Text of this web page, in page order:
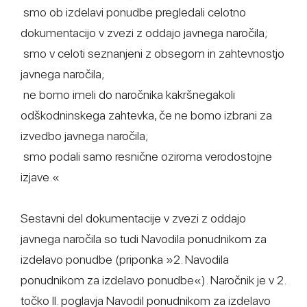
­ smo ob izdelavi ponudbe pregledali celotno
dokumentacijo v zvezi z oddajo javnega naročila;
­ smo v celoti seznanjeni z obsegom in zahtevnostjo
javnega naročila;
­ ne bomo imeli do naročnika kakršnegakoli
odškodninskega zahtevka, če ne bomo izbrani za
izvedbo javnega naročila;
­ smo podali samo resnične oziroma verodostojne
izjave.«
Sestavni del dokumentacije v zvezi z oddajo
javnega naročila so tudi Navodila ponudnikom za
izdelavo ponudbe (priponka »2. Navodila
ponudnikom za izdelavo ponudbe«). Naročnik je v 2.
točko II. poglavja Navodil ponudnikom za izdelavo